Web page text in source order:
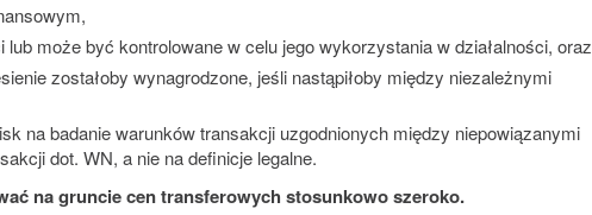
może być kontrolowane w celu jego wykorzystania w działalności, oraz
zostałoby wynagrodzone, jeśli nastąpiłoby między niezależnymi
na badanie warunków transakcji uzgodnionych między niepowiązanymi
dot. WN, a nie na definicje legalne.
na gruncie cen transferowych stosunkowo szeroko.